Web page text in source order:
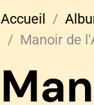
Accueil
Manoir de